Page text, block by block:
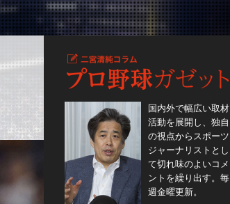
国内外で幅広い取材
活動を展開し、独自
の視点からスポーツ
ジャーナリストとし
て切れ味のよいコメ
ントを繰り出す。毎
週金曜更新。